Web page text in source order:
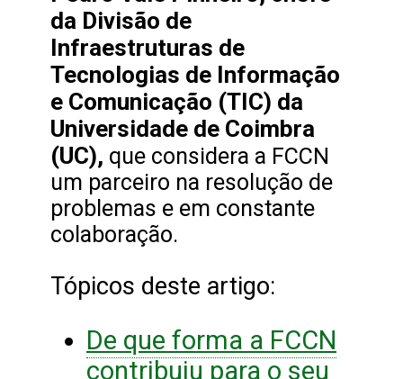
da Divisão de
Infraestruturas de
Tecnologias de Informação
e Comunicação (TIC) da
Universidade de Coimbra
(UC), que considera a FCCN
um parceiro na resolução de
problemas e em constante
colaboração.
Tópicos deste artigo:
De que forma a FCCN
contribuiu para o seu